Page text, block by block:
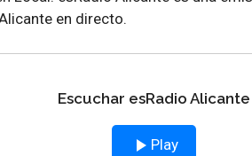
en directo.
Escuchar esRadio Alicante
Play